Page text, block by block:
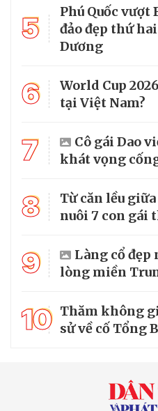
5
Phú Quốc
đảo đẹp thứ
Dương
6
World Cup
tại Việt Nam?
7
Cô gái Dao
khát vọng
8
Từ căn lều
nuôi 7 con gái
9
Làng cổ
lòng miền
10 Thăm không
sử về cố Tổng